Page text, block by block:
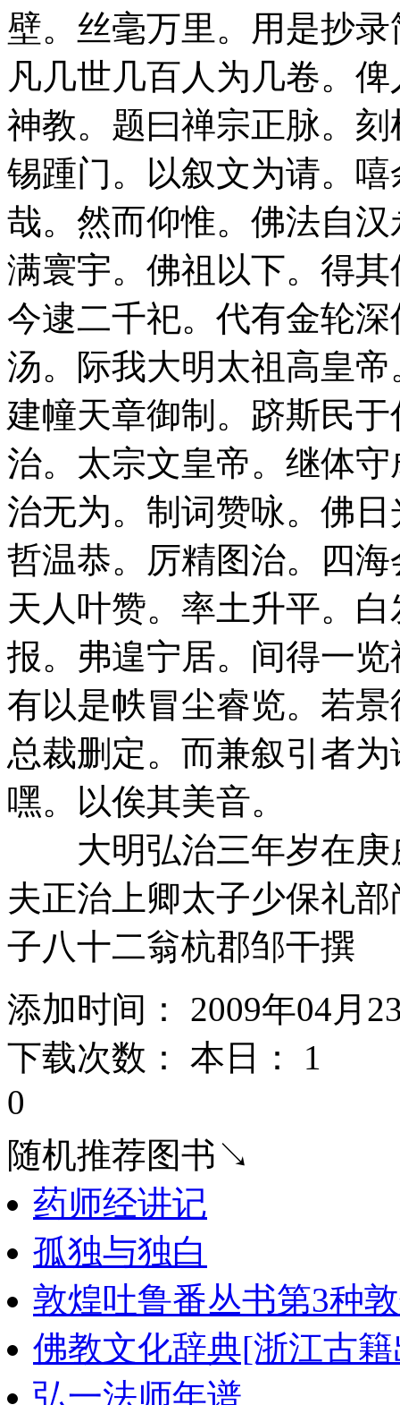
壁。丝毫万里。用是抄
凡几世几百人为几卷。
神教。题曰禅宗正脉。
锡踵门。以叙文为请。
哉。然而仰惟。佛法自
满寰宇。佛祖以下。得
今逮二千祀。代有金轮
汤。际我大明太祖高皇
建幢天章御制。跻斯民
治。太宗文皇帝。继体
治无为。制词赞咏。佛
哲温恭。厉精图治。四
天人叶赞。率土升平。
报。弗遑宁居。间得一
有以是帙冒尘睿览。若
总裁删定。而兼叙引者
嘿。以俟其美音。
大明弘治三年岁在庚
夫正治上卿太子少保礼
子八十二翁杭郡邹干撰
添加时间： 2009年04月
下载次数： 本日： 1
0
随机推荐图书↘
药师经讲记
孤独与独白
敦煌吐鲁番丛书第3种
佛教文化辞典[浙江古
弘一法师年谱